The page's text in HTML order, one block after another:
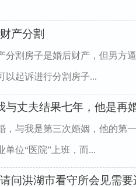
产分割
分割房子是婚后财产，但男方
以起诉进行分割房子...
与丈夫结果七年，他是再
，与我是第三次婚姻，他的第
单位“医院”上班，而...
问洪湖市看守所会见需